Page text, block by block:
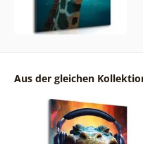
Aus der gleichen